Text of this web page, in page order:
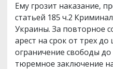
Ему грозит наказание,
статьей 185 ч.2
Украины. За повторное
арест на срок от трех
ограничение свободы до
тюремное заключение